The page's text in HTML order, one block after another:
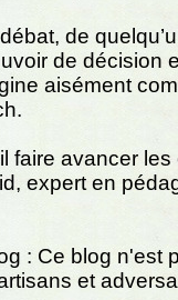
de
de décision
aisément
faire avancer
expert en
: Ce blog n'est
et